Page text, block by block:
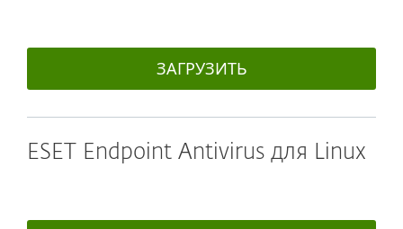
ЗАГРУЗИТЬ
ESET Endpoint Antivirus для Linux